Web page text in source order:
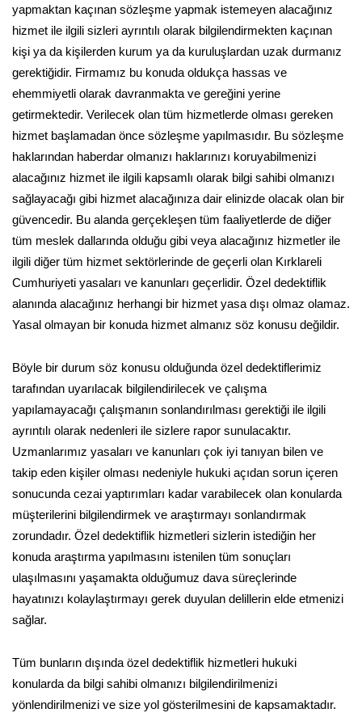
yapmaktan kaçınan sözleşme yapmak istemeyen alacağınız
hizmet ile ilgili sizleri ayrıntılı olarak bilgilendirmekten kaçınan
kişi ya da kişilerden kurum ya da kuruluşlardan uzak durmanız
gerektiğidir. Firmamız bu konuda oldukça hassas ve
ehemmiyetli olarak davranmakta ve gereğini yerine
getirmektedir. Verilecek olan tüm hizmetlerde olması gereken
hizmet başlamadan önce sözleşme yapılmasıdır. Bu sözleşme
haklarından haberdar olmanızı haklarınızı koruyabilmenizi
alacağınız hizmet ile ilgili kapsamlı olarak bilgi sahibi olmanızı
sağlayacağı gibi hizmet alacağınıza dair elinizde olacak olan bir
güvencedir. Bu alanda gerçekleşen tüm faaliyetlerde de diğer
tüm meslek dallarında olduğu gibi veya alacağınız hizmetler ile
ilgili diğer tüm hizmet sektörlerinde de geçerli olan Kırklareli
Cumhuriyeti yasaları ve kanunları geçerlidir. Özel dedektiflik
alanında alacağınız herhangi bir hizmet yasa dışı olmaz olamaz.
Yasal olmayan bir konuda hizmet almanız söz konusu değildir.
Böyle bir durum söz konusu olduğunda özel dedektiflerimiz
tarafından uyarılacak bilgilendirilecek ve çalışma
yapılamayacağı çalışmanın sonlandırılması gerektiği ile ilgili
ayrıntılı olarak nedenleri ile sizlere rapor sunulacaktır.
Uzmanlarımız yasaları ve kanunları çok iyi tanıyan bilen ve
takip eden kişiler olması nedeniyle hukuki açıdan sorun içeren
sonucunda cezai yaptırımları kadar varabilecek olan konularda
müşterilerini bilgilendirmek ve araştırmayı sonlandırmak
zorundadır. Özel dedektiflik hizmetleri sizlerin istediğin her
konuda araştırma yapılmasını istenilen tüm sonuçları
ulaşılmasını yaşamakta olduğumuz dava süreçlerinde
hayatınızı kolaylaştırmayı gerek duyulan delillerin elde etmenizi
sağlar.
Tüm bunların dışında özel dedektiflik hizmetleri hukuki
konularda da bilgi sahibi olmanızı bilgilendirilmenizi
yönlendirilmenizi ve size yol gösterilmesini de kapsamaktadır.